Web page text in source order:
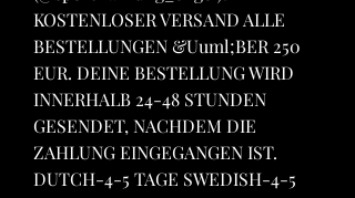
KOSTENLOSER VERSAND ALLE
BESTELLUNGEN &Uuml;BER 250
EUR. DEINE BESTELLUNG WIRD
INNERHALB 24-48 STUNDEN
GESENDET, NACHDEM DIE
ZAHLUNG EINGEGANGEN IST.
DUTCH-4-5 TAGE SWEDISH-4-5